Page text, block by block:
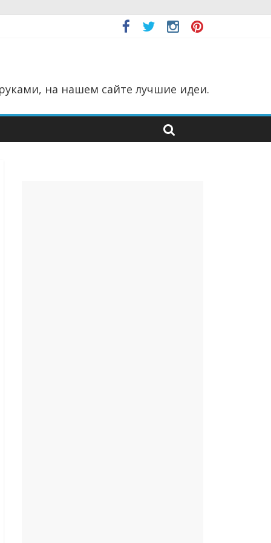
на нашем сайте лучшие идеи.